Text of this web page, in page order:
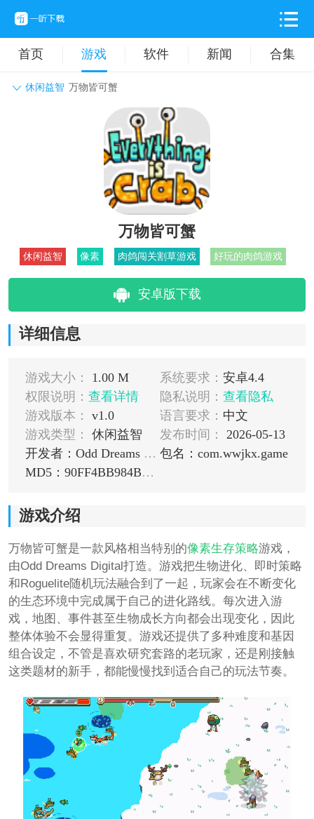
首页 游戏 软件 新闻 合集
休闲益智 万物皆可蟹
动作格斗 休闲益智
卡牌对战 音乐舞蹈
挂机养成
万物皆可蟹
休闲益智 像素 肉鸽闯关割草游戏 好玩的肉鸽游戏
安卓版下载
详细信息
游戏大小： 1.00 M 系统要求： 安卓4.4
权限说明： 查看详情 隐私说明： 查看隐私
游戏版本：
v1.0 语言要求： 中文
游戏类型：
休闲益智 发布时间：
2026-05-13
开发者：Odd Dreams Digital 包名：com.wwjkx.game
MD5：90FF4BB984B36E0F114D40F43C0ABB87
游戏介绍
万物皆可蟹是一款风格相当特别的像素生存策略游戏，
由Odd Dreams Digital打造。游戏把生物进化、即时策略
和Roguelite随机玩法融合到了一起，玩家会在不断变化
的生态环境中完成属于自己的进化路线。每次进入游
戏，地图、事件甚至生物成长方向都会出现变化，因此
整体体验不会显得重复。游戏还提供了多种难度和基因
组合设定，不管是喜欢研究套路的老玩家，还是刚接触
这类题材的新手，都能慢慢找到适合自己的玩法节奏。